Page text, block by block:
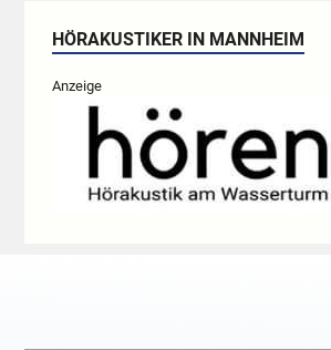
HÖRAKUSTIKER IN MANNHEIM
Anzeige